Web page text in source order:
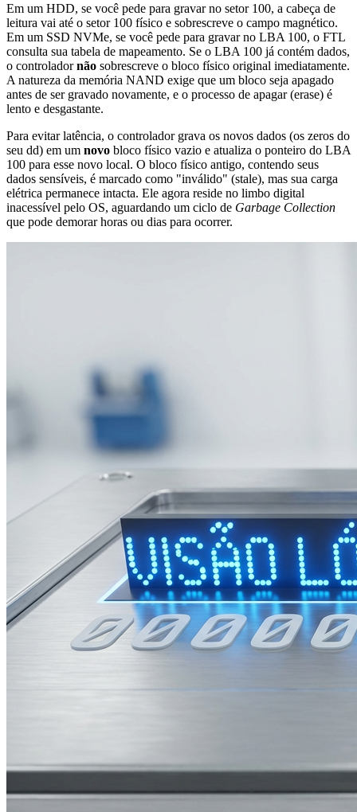
Em um HDD, se você pede para gravar no setor 100, a cabeça de
leitura vai até o setor 100 físico e sobrescreve o campo magnético.
Em um SSD NVMe, se você pede para gravar no LBA 100, o FTL
consulta sua tabela de mapeamento. Se o LBA 100 já contém dados,
o controladornão sobrescreve o bloco físico original imediatamente.
A natureza da memória NAND exige que um bloco seja apagado
antes de ser gravado novamente, e o processo de apagar (erase) é
lento e desgastante.
Para evitar latência, o controlador grava os novos dados (os zeros do
seu dd) em um novo bloco físico vazio e atualiza o ponteiro do LBA
100 para esse novo local. O bloco físico antigo, contendo seus
dados sensíveis, é marcado como "inválido" (stale), mas sua carga
elétrica permanece intacta. Ele agora reside no limbo digital
inacessível pelo OS, aguardando um ciclo de Garbage Collection
que pode demorar horas ou dias para ocorrer.